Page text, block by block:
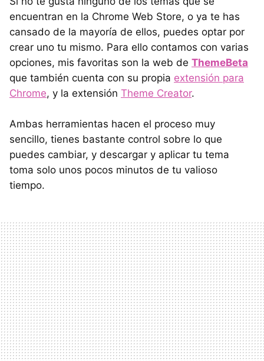
encuentran en la Chrome Web Store, o ya te has
cansado de la mayoría de ellos, puedes optar por
crear uno tu mismo. Para ello contamos con varias
opciones, mis favoritas son la web de ThemeBeta
que también cuenta con su propia extensión para
Chrome, y la extensión Theme Creator.
Ambas herramientas hacen el proceso muy
sencillo, tienes bastante control sobre lo que
puedes cambiar, y descargar y aplicar tu tema
toma solo unos pocos minutos de tu valioso
tiempo.